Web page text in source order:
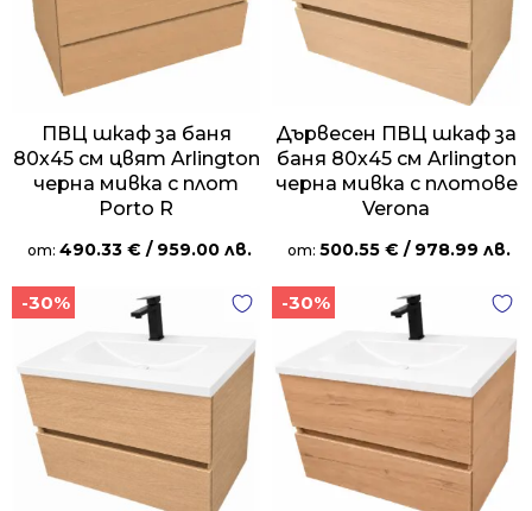
ПВЦ шкаф за баня
80х45 см цвят Arlington
черна мивка с плот
Porto R
от: 490.33 € / 959.00 лв.
Дървесен ПВЦ шкаф за
баня 80х45 см Arlington
черна мивка с плотове
Verona
от: 500.55 € / 978.99 лв.
-30% -30%